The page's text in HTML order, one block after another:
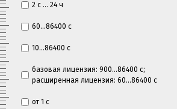
2 с ... 24 ч
60...86400 с
10...86400 с
базовая лицензия: 900...86400 с;
расширенная лицензия: 60...86400 с
от 1 с